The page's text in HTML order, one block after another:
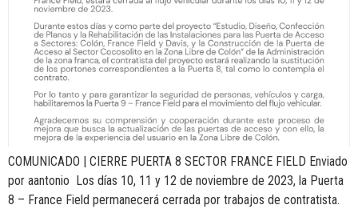
COMUNICADO | CIERRE PUERTA 8 SECTOR FRANCE FIELD Enviado
por aantonio Los días 10, 11 y 12 de noviembre de 2023, la Puerta
8 – France Field permanecerá cerrada por trabajos de contratista.